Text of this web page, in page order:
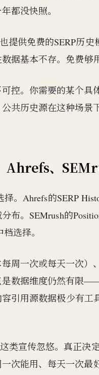
都没快照。
提供免费的SERP历
基本不存。免费够
控。你需要的某个
共历史源在这种场
Ahrefs、
。Ahrefs的SERP
布。SEMrush的
选择。
周一次或每天一次
数据维度仍然有限
引用源数据极少有工
类宣传忽悠。真正
次能用、每天一次最